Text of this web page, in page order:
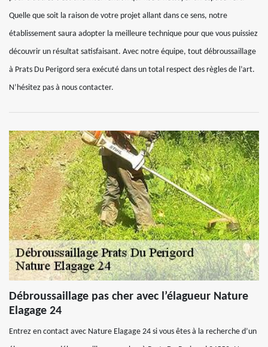
Quelle que soit la raison de votre projet allant dans ce sens, notre
établissement saura adopter la meilleure technique pour que vous puissiez
découvrir un résultat satisfaisant. Avec notre équipe, tout débroussaillage
à Prats Du Perigord sera exécuté dans un total respect des règles de l’art.
N’hésitez pas à nous contacter.
Débroussaillage pas cher avec l’élagueur Nature
Elagage 24
Entrez en contact avec Nature Elagage 24 si vous êtes à la recherche d’un